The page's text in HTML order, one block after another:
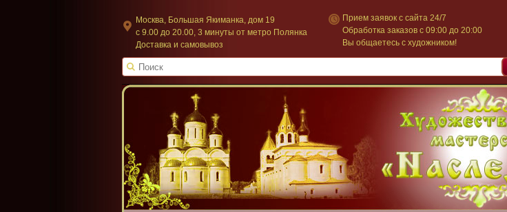
Москва, Большая Якиманка, дом 19
c 9.00 до 20.00, 3 минуты от метро Полянка
Доставка и самовывоз
Прием заявок с сайта 24/7
Обработка заказов с 09:00 до 20:00
Вы общаетесь с художником!